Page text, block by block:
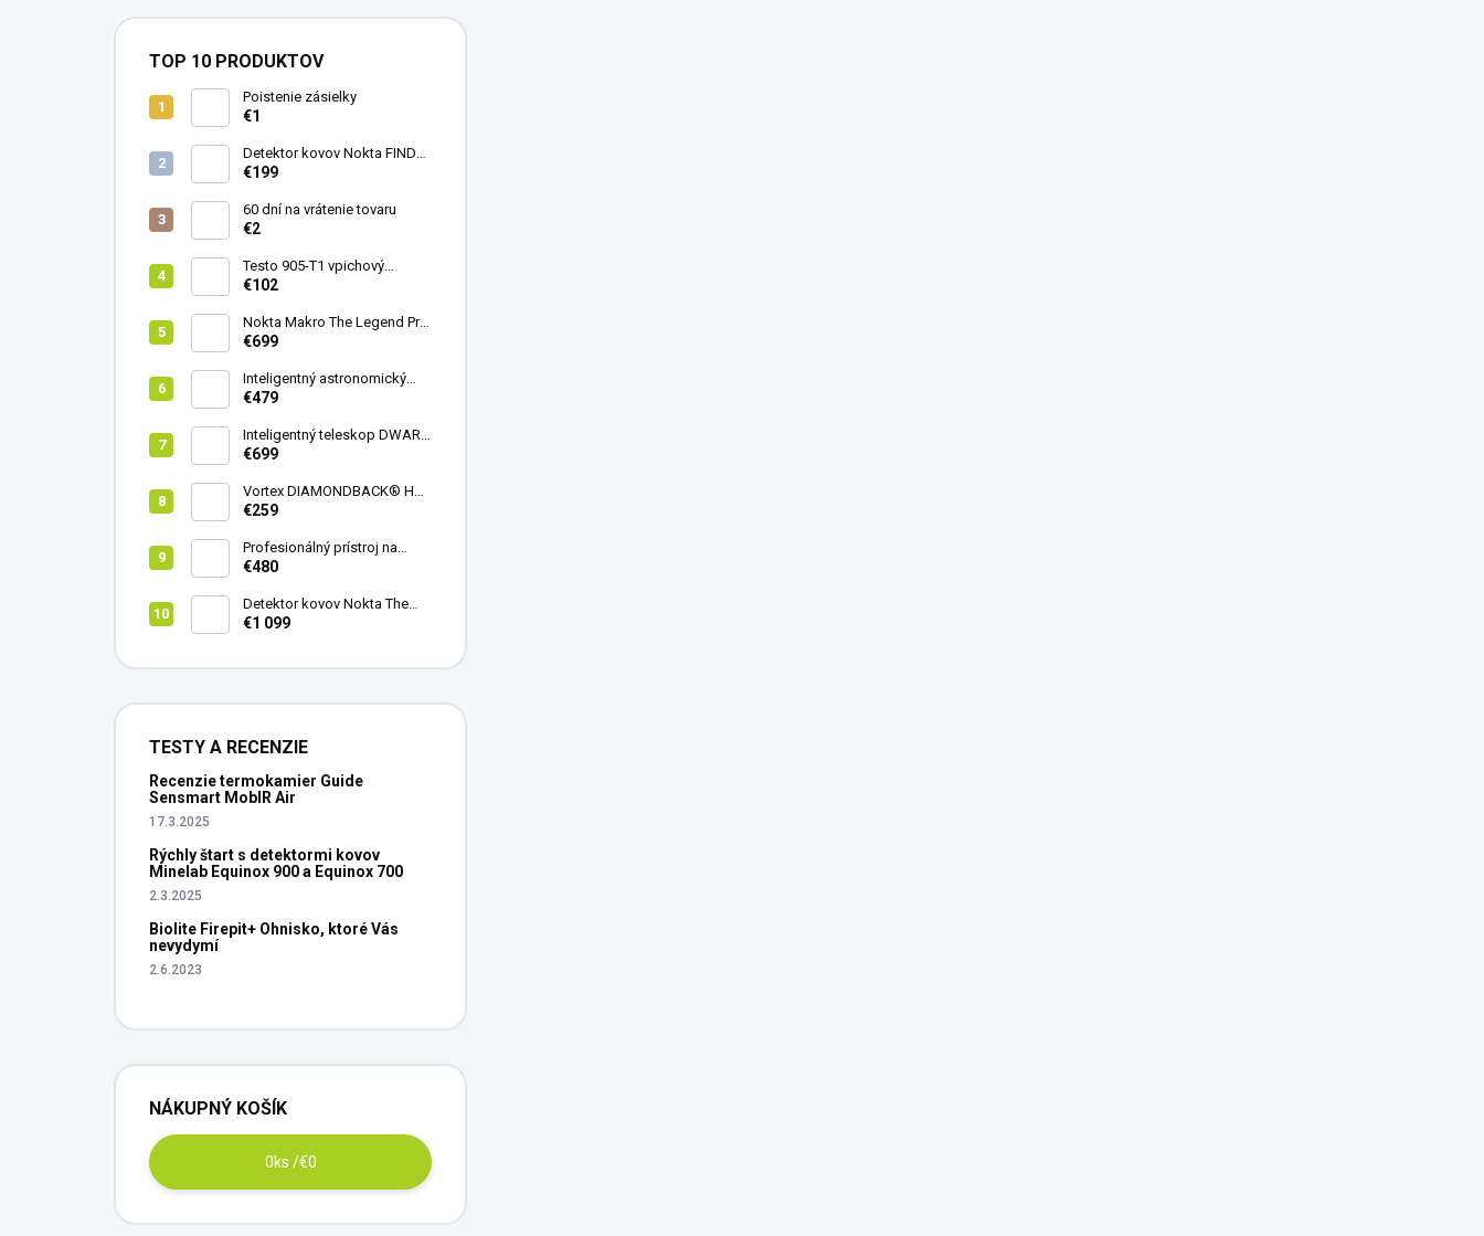
TOP 10 PRODUKTOV
Poistenie zásielky
€1
Detektor kovov Nokta FINDX
Pro
€199
60 dní na vrátenie tovaru
€2
Testo 905-T1 vpichový
teplomer
€102
Nokta Makro The Legend Pro
Pack - model 2024
€699
Inteligentný astronomický
teleskop DwarfLab Dwarf
€479
Inteligentný teleskop DWARF
III + originálny statív DWARF 3
€699
Vortex DIAMONDBACK® HD
8X42
€259
Profesionálný prístroj na
vedenie vŕtania Laserliner
€480
Detektor kovov Nokta The
Legend 2
€1 099
TESTY A RECENZIE
Recenzie termokamier Guide
Sensmart MobIR Air
17.3.2025
Rýchly štart s detektormi kovov
Minelab Equinox 900 a Equinox 700
2.3.2025
Biolite Firepit+ Ohnisko, ktoré Vás
nevydymí
2.6.2023
NÁKUPNÝ KOŠÍK
0ks /€0